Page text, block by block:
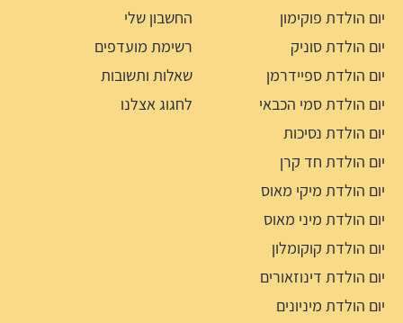
יום הולדת פוקימון
יום הולדת סוניק
יום הולדת ספיידרמן
יום הולדת סמי הכבאי
יום הולדת נסיכות
יום הולדת חד קרן
יום הולדת מיקי מאוס
יום הולדת מיני מאוס
יום הולדת קוקומלון
יום הולדת דינוזאורים
יום הולדת מיניונים
החשבון שלי
רשימת מועדפים
שאלות ותשובות
לחגוג אצלנו